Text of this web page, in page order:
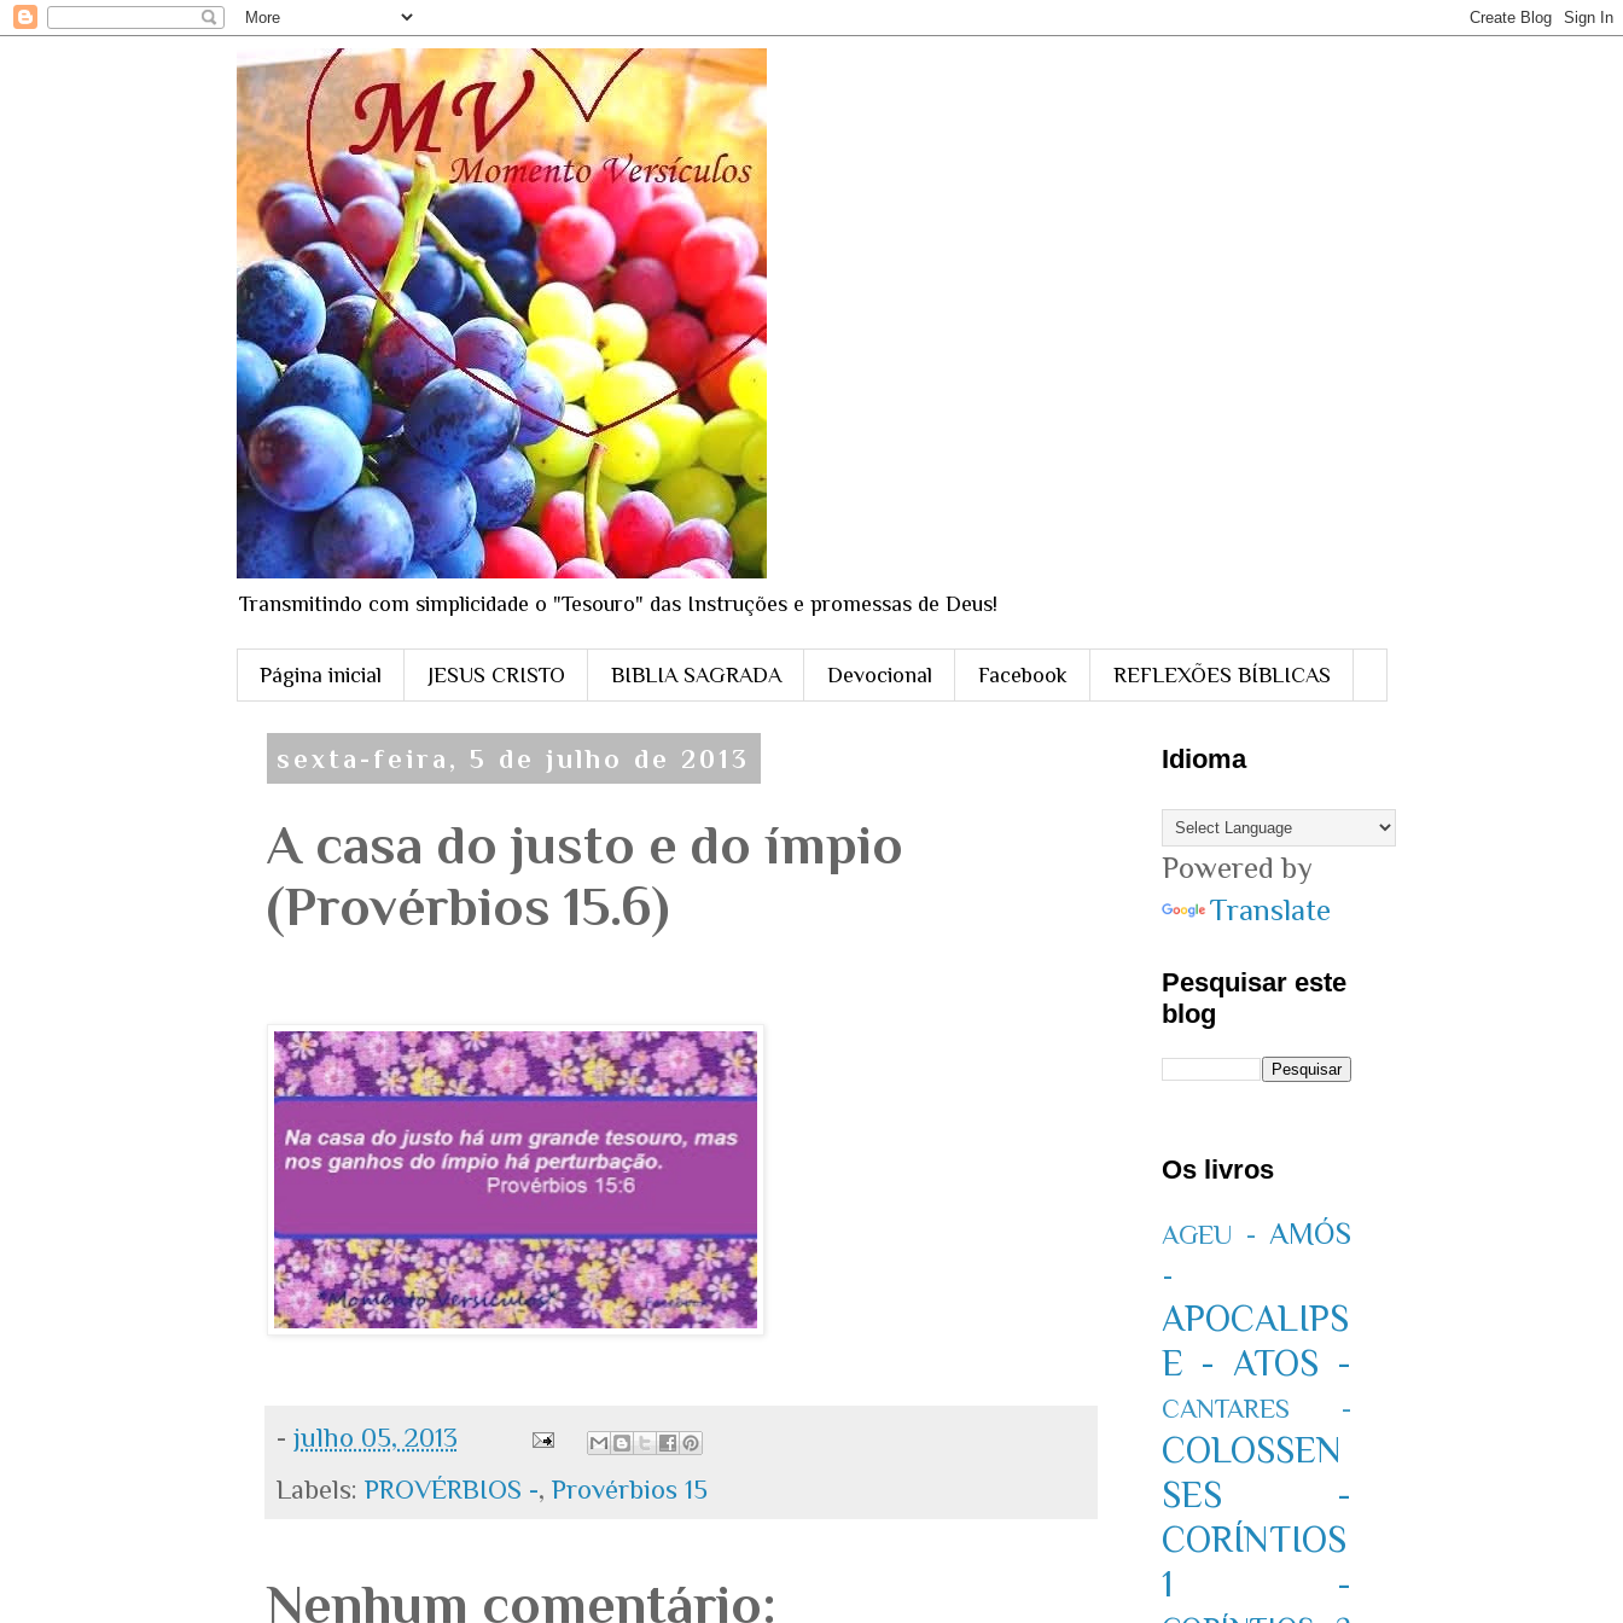
Transmitindo com simplicidade o "Tesouro" das Instruções e promessas de Deus!
Página inicial JESUS CRISTO BIBLIA SAGRADA Devocional Facebook REFLEXÕES BÍBLICAS
sexta-feira, 5 de julho de 2013
A casa do justo e do ímpio
(Provérbios 15.6)
- julho 05, 2013
Labels: PROVÉRBIOS -, Provérbios 15
Nenhum comentário:
Idioma
Powered by
Translate
Pesquisar este
blog
Os livros
AGEU - AMÓS
-
APOCALIPS
E - ATOS -
CANTARES -
COLOSSEN
SES -
CORÍNTIOS
1 -